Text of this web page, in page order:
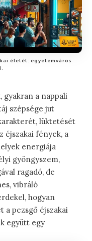
életét: egyetemváros
gyakran a nappali
szépsége jut
lüktetését
éjszakai fények, a
energiája
gyöngyszem,
ragadó, de
vibráló
hogyan
a pezsgő éjszakai
együtt egy